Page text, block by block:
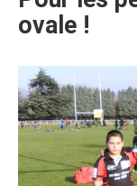
ovale !